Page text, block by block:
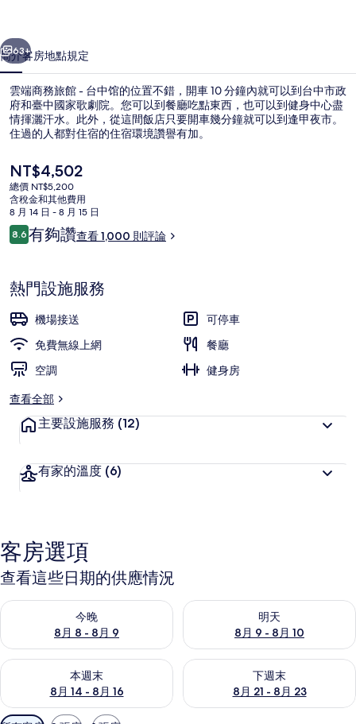
台
中
馆
的
片
集
個 下一個
63+
簡介客房地點規定
雲端商務旅館 - 台中馆的位置不錯，開車 10 分鐘內就可以到台中市政
府和臺中國家歌劇院。您可以到餐廳吃點東西，也可以到健身中心盡
情揮灑汗水。此外，從這間飯店只要開車幾分鐘就可以到逢甲夜市。
住過的人都對住宿的住宿環境讚譽有加。
目
前
的
價
格
是
NT$4,502
總價 NT$5,200
含稅金和其他費用
8 月 14 日 - 8 月 15 日
評
論
8.68.6 分，滿分 10 分，
有夠讚查看 1,000 則評論
熱門設施服務
機場接送
可停車
免費無線上網
餐廳
空調
健身房
查看全部
主要設施服務 (12)
有家的溫度 (6)
客房選項
查看這些日期的供應情況
今晚
8月 8 - 8月 9
查看今晚 (8月 8 - 8月 9) 的供應情況
明天
8月 9 - 8月 10
查看明天 (8月 9 - 8月 10) 的供
本週末
8月 14 - 8月 16
查看本週末 (8月 14 - 8月 16) 的供應情況
下週末
8月 21 - 8月 23
查看下週末 (8月 21 - 8月 23)